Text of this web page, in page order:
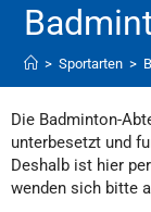
> Sportarten >
Die Badminton-
unterbesetzt und
Deshalb ist hier
wenden sich bitte